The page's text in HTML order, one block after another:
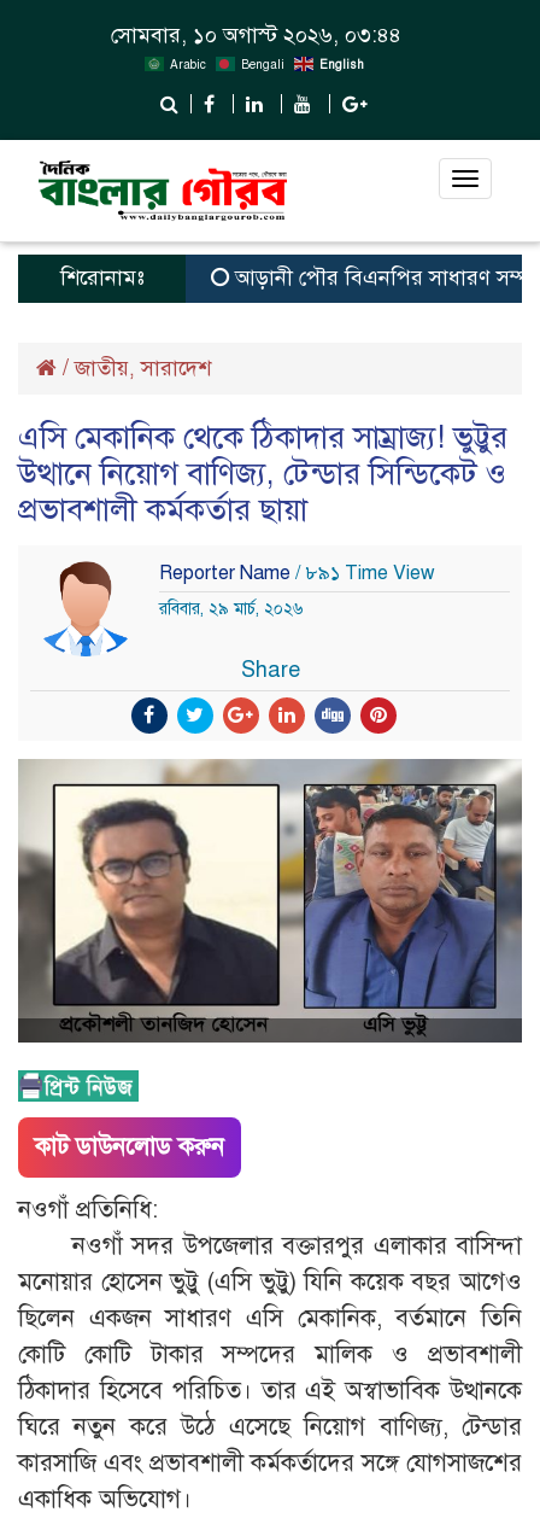
সোমবার, ১০ অগাস্ট ২০২৬, ০৩:৪৪
Arabic Bengali English
Toggle
শিরোনামঃ আড়ানী পৌর বিএনপির সাধারণ সম্পাদক
/জাতীয়,সারাদেশ
এসি মেকানিক থেকে ঠিকাদার সাম্রাজ্য! ভুট্টুর
উত্থানে নিয়োগ বাণিজ্য, টেন্ডার সিন্ডিকেট ও
প্রভাবশালী কর্মকর্তার ছায়া
Reporter Name / ৮৯১ Time View
রবিবার, ২৯ মার্চ, ২০২৬
Share
কাট ডাউনলোড করুন
নওগাঁ প্রতিনিধি:
নওগাঁ সদর উপজেলার বক্তারপুর এলাকার বাসিন্দা
মনোয়ার হোসেন ভুট্টু (এসি ভুট্টু) যিনি কয়েক বছর আগেও
ছিলেন একজন সাধারণ এসি মেকানিক, বর্তমানে তিনি
কোটি কোটি টাকার সম্পদের মালিক ও প্রভাবশালী
ঠিকাদার হিসেবে পরিচিত। তার এই অস্বাভাবিক উত্থানকে
ঘিরে নতুন করে উঠে এসেছে নিয়োগ বাণিজ্য, টেন্ডার
কারসাজি এবং প্রভাবশালী কর্মকর্তাদের সঙ্গে যোগসাজশের
একাধিক অভিযোগ।